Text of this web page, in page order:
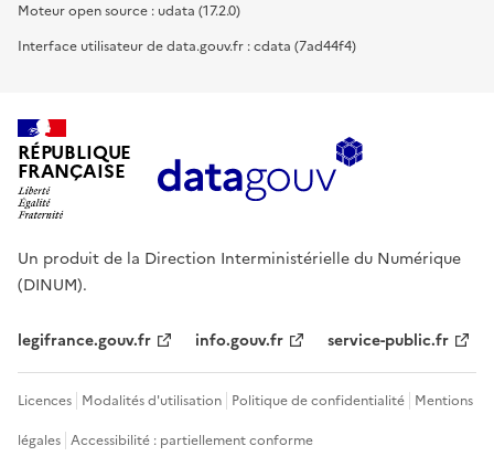
Moteur open source : udata (17.2.0)
Interface utilisateur de data.gouv.fr : cdata (7ad44f4)
RÉPUBLIQUE
FRANÇAISE
Un produit de la Direction Interministérielle du Numérique
(DINUM).
legifrance.gouv.fr info.gouv.fr service-public.fr
Licences Modalités d'utilisation Politique de confidentialité Mentions
légales Accessibilité : partiellement conforme